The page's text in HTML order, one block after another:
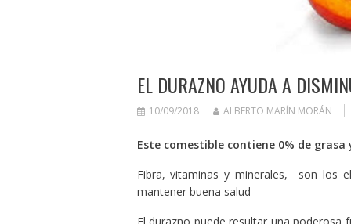
EL DURAZNO AYUDA A
10/09/2018 ALBERTO MARÍN MORÁN
Este comestible contiene 0% de
Fibra, vitaminas y minerales, son los
mantener buena salud
El durazno puede resultar una